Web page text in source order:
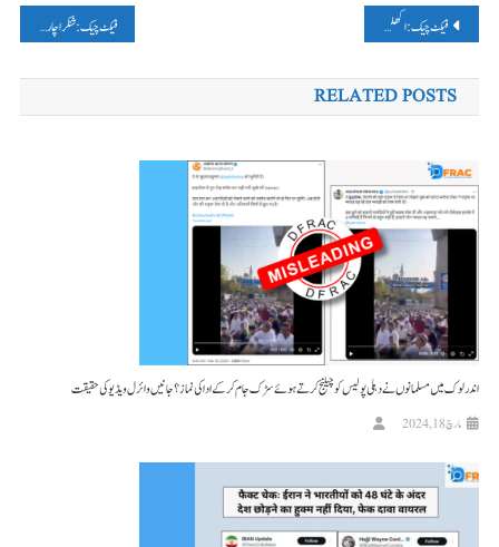
پوسٹوں
کی
نیویگیشن
فیکٹ چیک: اکھلیش نے اتحاد میں بی ایس پی کے شامل ہونے پر بی جے پی کے ساتھ جانے کی بات نہیں کہی، فرضی بیان وائرل فیکٹ چیک: شنکراچاریہ اویمکتیشورانند پر شہد کی مکھیوں کے حملے کی وائرل تصویر اے آئی جنریٹڈ ہے۔
RELATED POSTS
اندرلوک میں مسلمانوں نے دہلی پولیس کو چیلنج کرتے ہوئے سڑک جام کرکے ادا کی نماز؟ جانیں وائرل ویڈیو کی حقیقت
مارچ 18, 2024